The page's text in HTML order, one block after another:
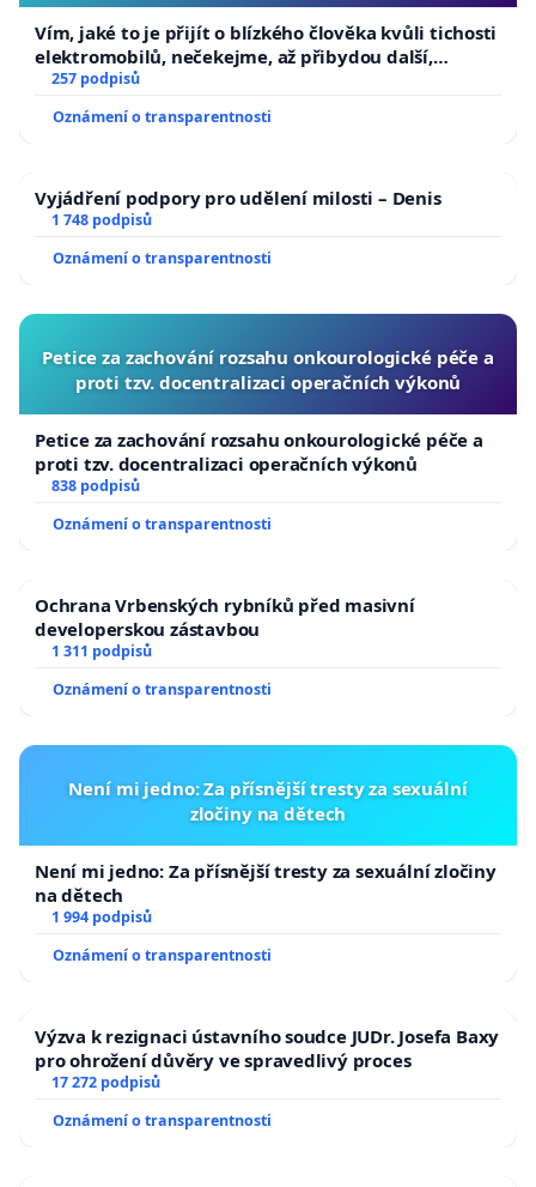
Vím, jaké to je přijít o blízkého člověka kvůli tichosti
elektromobilů, nečekejme, až přibydou další,
zaveďme slyšitelná auta!
257 podpisů
Oznámení o transparentnosti
Vyjádření podpory pro udělení milosti – Denis
1 748 podpisů
Oznámení o transparentnosti
Petice za zachování rozsahu onkourologické péče a
proti tzv. docentralizaci operačních výkonů
Petice za zachování rozsahu onkourologické péče a
proti tzv. docentralizaci operačních výkonů
838 podpisů
Oznámení o transparentnosti
Ochrana Vrbenských rybníků před masivní
developerskou zástavbou
1 311 podpisů
Oznámení o transparentnosti
Není mi jedno: Za přísnější tresty za sexuální
zločiny na dětech
Není mi jedno: Za přísnější tresty za sexuální zločiny
na dětech
1 994 podpisů
Oznámení o transparentnosti
Výzva k rezignaci ústavního soudce JUDr. Josefa Baxy
pro ohrožení důvěry ve spravedlivý proces
17 272 podpisů
Oznámení o transparentnosti